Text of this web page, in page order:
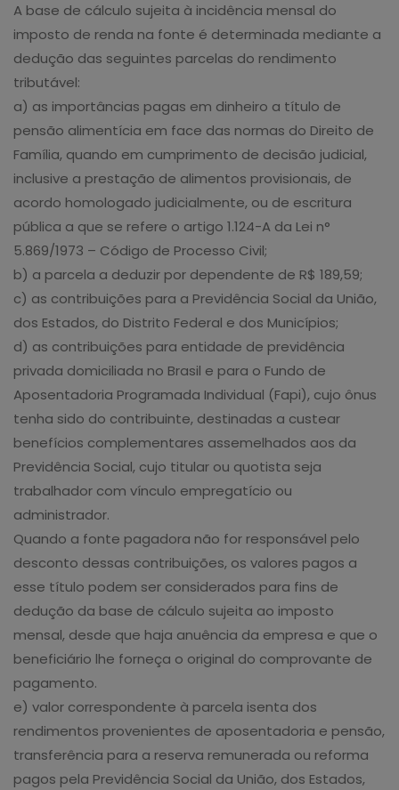
A base de cálculo sujeita à incidência mensal do
imposto de renda na fonte é determinada mediante a
dedução das seguintes parcelas do rendimento
tributável:
a) as importâncias pagas em dinheiro a título de
pensão alimentícia em face das normas do Direito de
Família, quando em cumprimento de decisão judicial,
inclusive a prestação de alimentos provisionais, de
acordo homologado judicialmente, ou de escritura
pública a que se refere o artigo 1.124-A da Lei n°
5.869/1973 – Código de Processo Civil;
b) a parcela a deduzir por dependente de R$ 189,59;
c) as contribuições para a Previdência Social da União,
dos Estados, do Distrito Federal e dos Municípios;
d) as contribuições para entidade de previdência
privada domiciliada no Brasil e para o Fundo de
Aposentadoria Programada Individual (Fapi), cujo ônus
tenha sido do contribuinte, destinadas a custear
benefícios complementares assemelhados aos da
Previdência Social, cujo titular ou quotista seja
trabalhador com vínculo empregatício ou
administrador.
Quando a fonte pagadora não for responsável pelo
desconto dessas contribuições, os valores pagos a
esse título podem ser considerados para fins de
dedução da base de cálculo sujeita ao imposto
mensal, desde que haja anuência da empresa e que o
beneficiário lhe forneça o original do comprovante de
pagamento.
e) valor correspondente à parcela isenta dos
rendimentos provenientes de aposentadoria e pensão,
transferência para a reserva remunerada ou reforma
pagos pela Previdência Social da União, dos Estados,